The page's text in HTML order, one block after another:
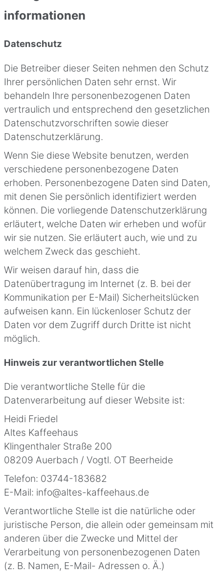
informationen
Datenschutz
Die Betreiber dieser Seiten nehmen den Schutz
Ihrer persönlichen Daten sehr ernst. Wir
behandeln Ihre personenbezogenen Daten
vertraulich und entsprechend den gesetzlichen
Datenschutzvorschriften sowie dieser
Datenschutzerklärung.
Wenn Sie diese Website benutzen, werden
verschiedene personenbezogene Daten
erhoben. Personenbezogene Daten sind Daten,
mit denen Sie persönlich identifiziert werden
können. Die vorliegende Datenschutzerklärung
erläutert, welche Daten wir erheben und wofür
wir sie nutzen. Sie erläutert auch, wie und zu
welchem Zweck das geschieht.
Wir weisen darauf hin, dass die
Datenübertragung im Internet (z. B. bei der
Kommunikation per E-Mail) Sicherheitslücken
aufweisen kann. Ein lückenloser Schutz der
Daten vor dem Zugriff durch Dritte ist nicht
möglich.
Hinweis zur verantwortlichen Stelle
Die verantwortliche Stelle für die
Datenverarbeitung auf dieser Website ist:
Heidi Friedel
Altes Kaffeehaus
Klingenthaler Straße 200
08209 Auerbach / Vogtl. OT Beerheide
Telefon: 03744-183682
E-Mail: info@altes-kaffeehaus.de
Verantwortliche Stelle ist die natürliche oder
juristische Person, die allein oder gemeinsam mit
anderen über die Zwecke und Mittel der
Verarbeitung von personenbezogenen Daten
(z. B. Namen, E-Mail- Adressen o. Ä.)